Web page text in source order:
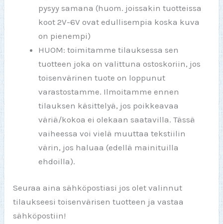
pysyy samana (huom. joissakin tuotteissa
koot 2V-6V ovat edullisempia koska kuva
on pienempi)
HUOM: toimitamme tilauksessa sen
tuotteen joka on valittuna ostoskoriin, jos
toisenvärinen tuote on loppunut
varastostamme. Ilmoitamme ennen
tilauksen käsittelyä, jos poikkeavaa
väriä/kokoa ei olekaan saatavilla. Tässä
vaiheessa voi vielä muuttaa tekstiilin
värin, jos haluaa (edellä mainituilla
ehdoilla).
Seuraa aina sähköpostiasi jos olet valinnut
tilaukseesi toisenvärisen tuotteen ja vastaa
sähköpostiin!